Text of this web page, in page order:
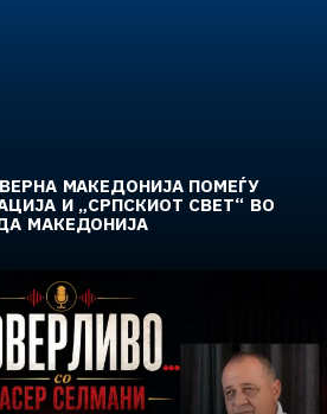
МАКЕДОНИЈА ПОМЕЃУ
И „СРПСКИОТ СВЕТ“ ВО
МАКЕДОНИЈА